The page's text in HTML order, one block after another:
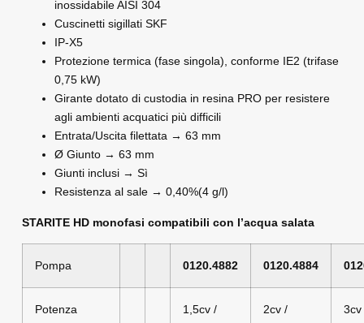
inossidabile AISI 304
Cuscinetti sigillati SKF
IP-X5
Protezione termica (fase singola), conforme IE2 (trifase
0,75 kW)
Girante dotato di custodia in resina PRO per resistere
agli ambienti acquatici più difficili
Entrata/Uscita filettata → 63 mm
Ø Giunto → 63 mm
Giunti inclusi → Sì
Resistenza al sale → 0,40%(4 g/l)
STARITE HD monofasi compatibili con l’acqua salata
Pompa 0120.4882 0120.4884
Potenza
1,5cv /
2cv /
3cv